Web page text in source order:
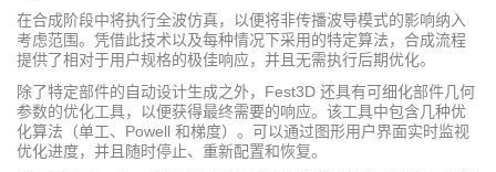
在合成阶段中将执行全波仿真，以便将非传播波导模式的影响纳入
考虑范围。凭借此技术以及每种情况下采用的特定算法，合成流程
提供了相对于用户规格的极佳响应，并且无需执行后期优化。
除了特定部件的自动设计生成之外，Fest3D 还具有可细化部件几何
参数的优化工具，以便获得最终需要的响应。该工具中包含几种优
化算法（单工、Powell 和梯度）。可以通过图形用户界面实时监视
优化进度，并且随时停止、重新配置和恢复。